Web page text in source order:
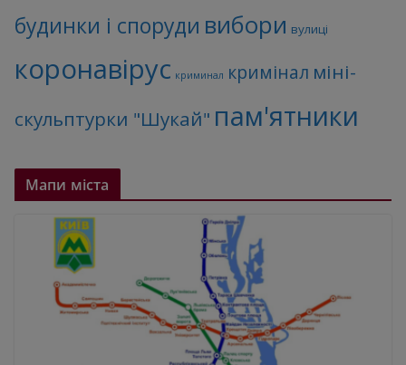
будинки і споруди вибори вулиці
коронавірус криминал кримінал міні-
скульптурки "Шукай" пам'ятники
Мапи міста